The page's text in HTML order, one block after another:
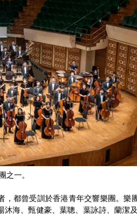
之一。
都曾受訓於香港青年交響樂團。樂
海、甄健豪、葉聰、葉詠詩、蘭潔
05/2026 - 07/2027
2026-27音樂創演 MO x e-樂團 (6月
11日截止報名)
09/
音